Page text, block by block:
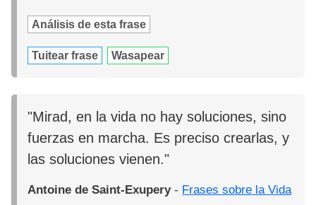
Análisis de esta frase
Tuitear frase Wasapear
"Mirad, en la vida no hay soluciones, sino
fuerzas en marcha. Es preciso crearlas, y
las soluciones vienen."
Antoine de Saint-Exupery- Frases sobre la Vida